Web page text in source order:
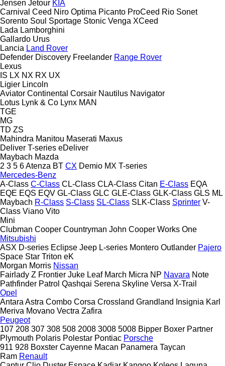
Jensen Jetour KIA
Carnival Ceed Niro Optima Picanto ProCeed Rio Sonet
Sorento Soul Sportage Stonic Venga XCeed
Lada Lamborghini
Gallardo Urus
Lancia Land Rover
Defender Discovery Freelander Range Rover
Lexus
IS LX NX RX UX
Ligier Lincoln
Aviator Continental Corsair Nautilus Navigator
Lotus Lynk & Co Lynx MAN
TGE
MG
TD ZS
Mahindra Manitou Maserati Maxus
Deliver T-series eDeliver
Maybach Mazda
2 3 5 6Atenza BT CX Demio MX T-series
Mercedes-Benz
A-Class C-Class CL-Class CLA-Class Citan E-Class EQA
EQE EQS EQV GL-Class GLC GLE-Class GLK-Class GLS ML
Maybach R-Class S-Class SL-Class SLK-Class Sprinter V-
Class Viano Vito
Mini
Clubman Cooper Countryman John Cooper Works One
Mitsubishi
ASX D-series Eclipse Jeep L-series Montero Outlander Pajero
Space Star Triton eK
Morgan Morris Nissan
Fairlady Z Frontier Juke Leaf March Micra NP Navara Note
Pathfinder Patrol Qashqai Serena Skyline Versa X-Trail
Opel
Antara Astra Combo Corsa Crossland Grandland Insignia Karl
Meriva Movano Vectra Zafira
Peugeot
107 208 307 308 508 2008 3008 5008 Bipper Boxer Partner
Plymouth Polaris Polestar Pontiac Porsche
911 928 Boxster Cayenne Macan Panamera Taycan
Ram Renault